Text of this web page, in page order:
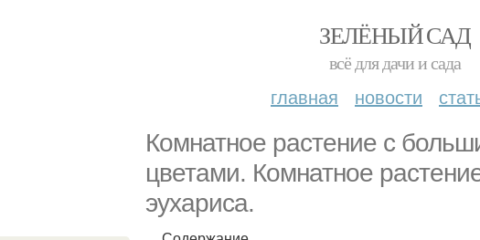
ЗЕЛЁНЫЙ САД
всё для дачи и сада
главная новости
Комнатное растение с
цветами. Комнатное
эухариса.